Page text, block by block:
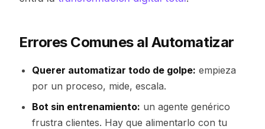
Errores Comunes al Automatizar
Querer automatizar todo de golpe: empieza
por un proceso, mide, escala.
Bot sin entrenamiento: un agente genérico
frustra clientes. Hay que alimentarlo con tu